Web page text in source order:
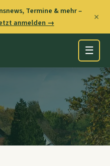
Termine & mehr –
anmelden →
✕
☰